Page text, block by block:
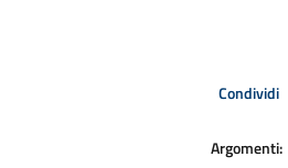
Condividi
Argomenti: